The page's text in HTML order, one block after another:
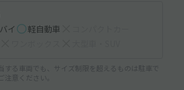
イ 軽自動車
する車両でも、サイズ制限を超えるものは駐車で
注意ください。